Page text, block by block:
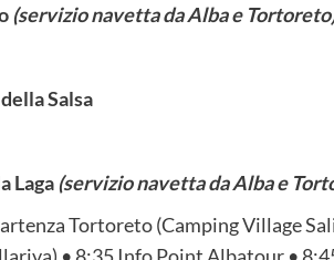
(servizio navetta da Alba e
Salsa
Laga(servizio navetta da Alba e
Tortoreto (Camping Village